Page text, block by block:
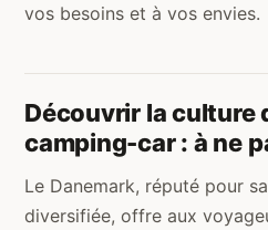
vos besoins et à vos envies.
Découvrir la culture
camping-car : à ne
Le Danemark, réputé pour
diversifiée, offre aux